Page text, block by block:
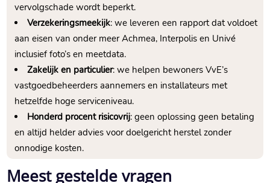
vervolgschade wordt beperkt.​
Verzekeringsmeekijk: we leveren een rapport dat voldoet
aan eisen van onder meer Achmea, Interpolis en Univé
inclusief foto’s en meetdata.​
Zakelijk en particulier: we helpen bewoners VvE’s
vastgoedbeheerders aannemers en installateurs met
hetzelfde hoge serviceniveau.​
Honderd procent risicovrij: geen oplossing geen betaling
en altijd helder advies voor doelgericht herstel zonder
onnodige kosten.​
Meest gestelde vragen